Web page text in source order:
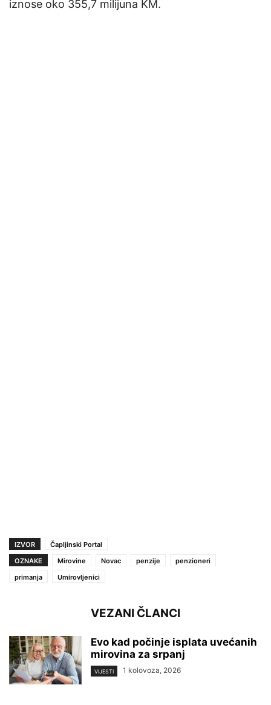
iznose oko 355,7 milijuna KM.
IZVOR
Čapljinski Portal
OZNAKE
Mirovine Novac penzije
penzioneri
primanja
Umirovljenici
VEZANI ČLANCI
Evo kad počinje isplata uvećanih
mirovina za srpanj
VIJESTI 1 kolovoza, 2026